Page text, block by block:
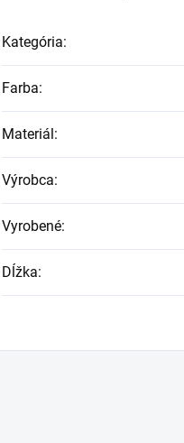
Kategória:
Farba:
Materiál:
Výrobca:
Vyrobené:
Dĺžka: